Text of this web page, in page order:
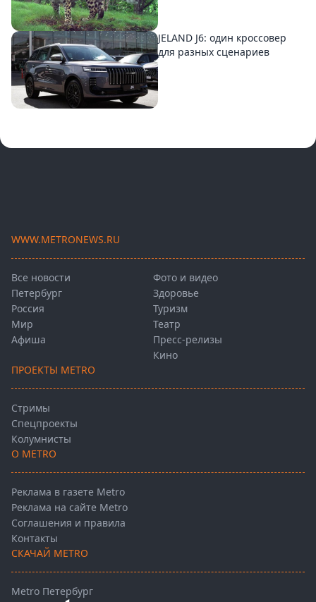
JELAND J6: один кроссовер
для разных сценариев
WWW.METRONEWS.RU
Все новости
Петербург
Россия
Мир
Афиша
Фото и видео
Здоровье
Туризм
Театр
Пресс-релизы
Кино
ПРОЕКТЫ METRO
Стримы
Спецпроекты
Колумнисты
О METRO
Реклама в газете Metro
Реклама на сайте Metro
Соглашения и правила
Контакты
СКАЧАЙ METRO
Metro Петербург